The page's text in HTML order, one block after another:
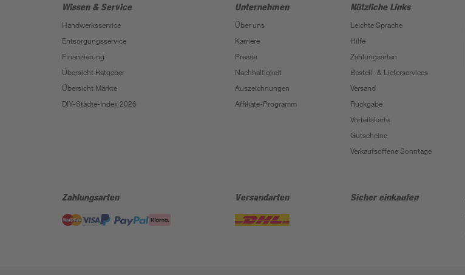
Wissen & Service
Handwerksservice
Entsorgungsservice
Finanzierung
Übersicht Ratgeber
Übersicht Märkte
DIY-Städte-Index 2026
Unternehmen
Über uns
Karriere
Presse
Nachhaltigkeit
Auszeichnungen
Affiliate-Programm
Nützliche Links
Leichte Sprache
Hilfe
Zahlungsarten
Bestell- & Lieferservices
Versand
Rückgabe
Vorteilskarte
Gutscheine
Verkaufsoffene Sonntage
Zahlungsarten Versandarten Sicher einkaufen